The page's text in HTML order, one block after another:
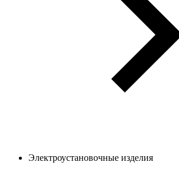
Электроустановочные изделия